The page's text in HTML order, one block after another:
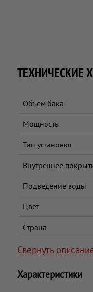
ТЕХНИЧЕСКИЕ
Объем бака
Мощность
Тип установки
Внутреннее
Подведение воды
Цвет
Страна
Свернуть
Характеристики